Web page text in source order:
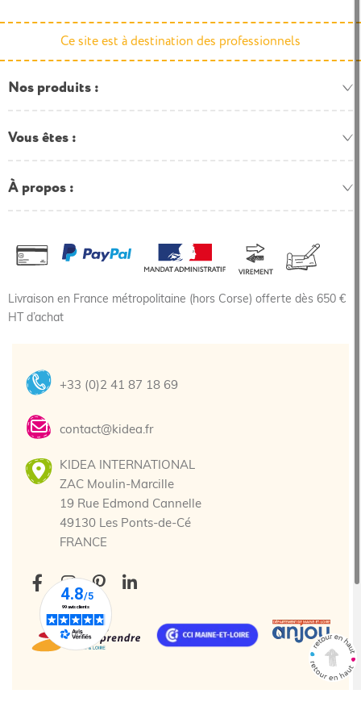
Ce site est à destination des professionnels
Nos produits
Vous êtes
À propos
Livraison en France métropolitaine (hors Corse) offerte dès 650 €
HT d’achat
+33 (0)2 41 87 18 69
contact@kidea.fr
KIDEA INTERNATIONAL
ZAC Moulin-Marcille
19 Rue Edmond Cannelle
49130 Les Ponts-de-Cé
FRANCE